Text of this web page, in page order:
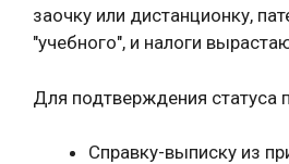
заочку или дистанционку,
"учебного", и налоги
Для подтверждения статуса
Справку-выписку из